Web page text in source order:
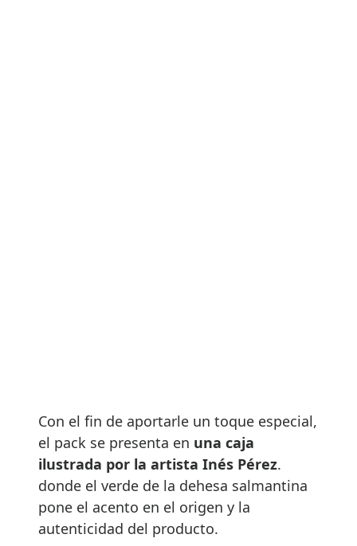
Con el fin de aportarle un toque especial,
el pack se presenta en una caja
ilustrada por la artista Inés Pérez.
donde el verde de la dehesa salmantina
pone el acento en el origen y la
autenticidad del producto.